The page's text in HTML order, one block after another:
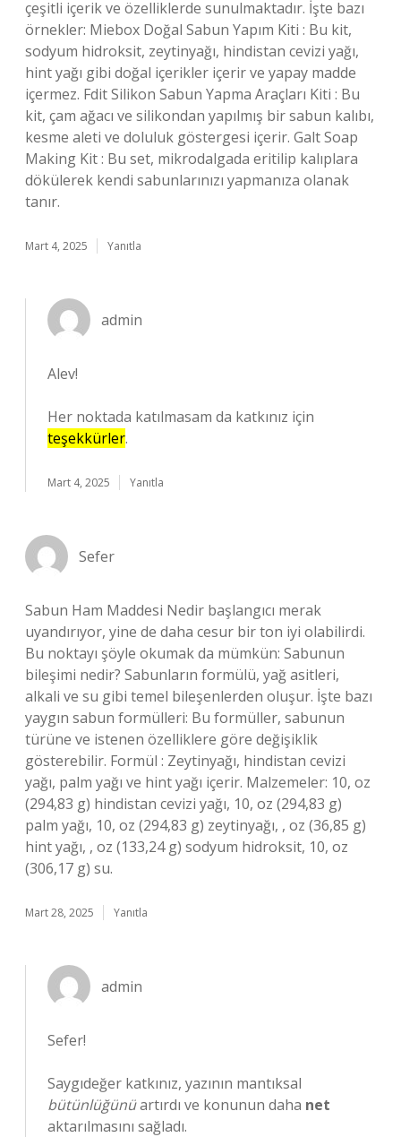
çeşitli içerik ve özelliklerde sunulmaktadır. İşte bazı
örnekler: Miebox Doğal Sabun Yapım Kiti : Bu kit,
sodyum hidroksit, zeytinyağı, hindistan cevizi yağı,
hint yağı gibi doğal içerikler içerir ve yapay madde
içermez. Fdit Silikon Sabun Yapma Araçları Kiti : Bu
kit, çam ağacı ve silikondan yapılmış bir sabun kalıbı,
kesme aleti ve doluluk göstergesi içerir. Galt Soap
Making Kit : Bu set, mikrodalgada eritilip kalıplara
dökülerek kendi sabunlarınızı yapmanıza olanak
tanır.
Mart 4, 2025 Yanıtla
admin
Alev!
Her noktada katılmasam da katkınız için
teşekkürler.
Mart 4, 2025 Yanıtla
Sefer
Sabun Ham Maddesi Nedir başlangıcı merak
uyandırıyor, yine de daha cesur bir ton iyi olabilirdi.
Bu noktayı şöyle okumak da mümkün: Sabunun
bileşimi nedir? Sabunların formülü, yağ asitleri,
alkali ve su gibi temel bileşenlerden oluşur. İşte bazı
yaygın sabun formülleri: Bu formüller, sabunun
türüne ve istenen özelliklere göre değişiklik
gösterebilir. Formül : Zeytinyağı, hindistan cevizi
yağı, palm yağı ve hint yağı içerir. Malzemeler: 10, oz
(294,83 g) hindistan cevizi yağı, 10, oz (294,83 g)
palm yağı, 10, oz (294,83 g) zeytinyağı, , oz (36,85 g)
hint yağı, , oz (133,24 g) sodyum hidroksit, 10, oz
(306,17 g) su.
Mart 28, 2025 Yanıtla
admin
Sefer!
Saygıdeğer katkınız, yazının mantıksal
bütünlüğünüartırdı ve konunun daha net
aktarılmasını sağladı.